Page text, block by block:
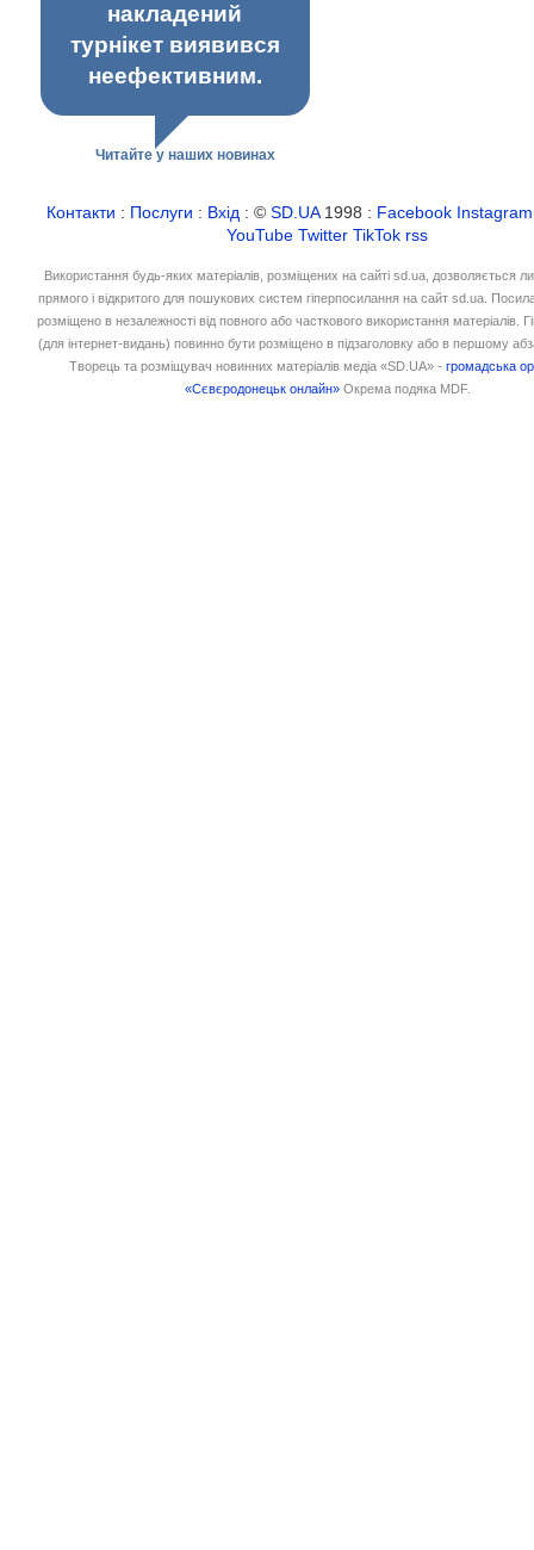
накладений
турнікет виявився
неефективним.
Читайте у наших новинах
Контакти : Послуги : Вхід : ©SD.UA1998 : Facebook Instagram
YouTube Twitter TikTok rss
Використання будь-яких матеріалів, розміщених на сайті sd.ua, дозволяється
прямого і відкритого для пошукових систем гіперпосилання на сайт sd.ua.
розміщено в незалежності від повного або часткового використання матеріалів.
(для інтернет-видань) повинно бути розміщено в підзаголовку або в першому
Творець та розміщувач новинних матеріалів медіа «SD.UA» -громадська
«Сєвєродонецьк онлайн» Окрема подяка MDF.